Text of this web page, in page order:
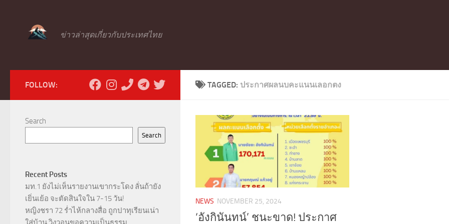
ข่าวล่าสุดเกี่ยวกับประเทศไทย
TAGGED: ประกาศผลนบคะแนนเลอกตง
NEWS NOVEMBER 25, 2024
‘อังกินันทน์’ ชนะขาด! ประกาศ
FOLLOW:
Search
Search
Recent Posts
มท.1 ยังไม่เห็นรายงานเขากระโดง ลั่นถ้ายัง
เยิ่นเย้อ จะตัดสินใจใน 7-15 วัน!
หญิงชรา 72 ร่ำไห้กลางสื่อ ถูกปาทุเรียนเน่า